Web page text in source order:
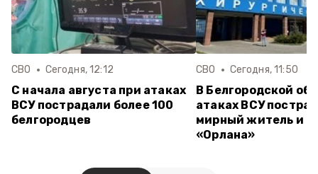
СВО Сегодня, 12:12
С начала августа при атаках
ВСУ пострадали более 100
белгородцев
СВО Сегодня, 11:50
В Белгородской
атаках ВСУ
мирный житель и
«Орлана»